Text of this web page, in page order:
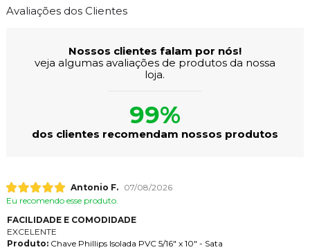
Avaliações dos Clientes
Nossos clientes falam por nós!
veja algumas avaliações de produtos da nossa
loja.
99%
dos clientes recomendam nossos produtos
Antonio F.
07/08/2026
Eu recomendo esse produto.
FACILIDADE E COMODIDADE
EXCELENTE
Produto:Chave Phillips Isolada PVC 5/16" x 10" - Sata